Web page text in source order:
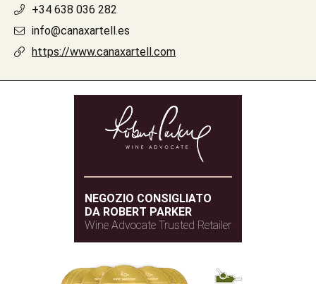
+34 638 036 282
info@canaxartell.es
https://www.canaxartell.com
NEGOZIO CONSIGLIATO
DA ROBERT PARKER
Wine Advocate Trusted Retailer